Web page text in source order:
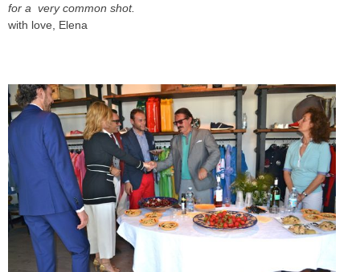
for a very common shot.
with love, Elena